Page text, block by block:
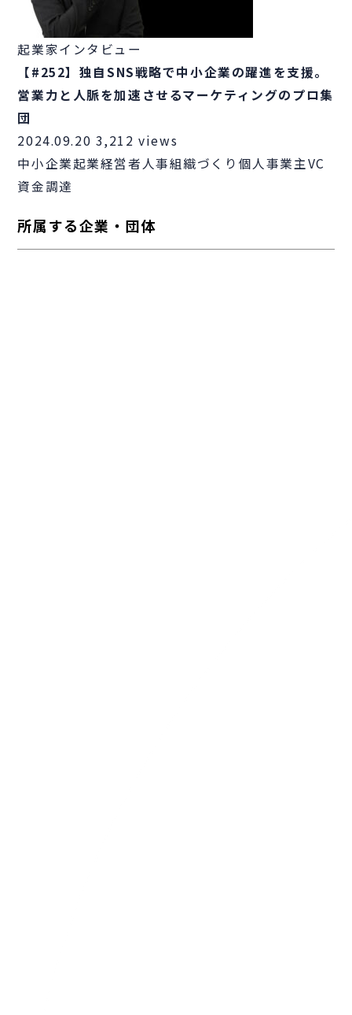
起業家インタビュー
【#252】独自SNS戦略で中小企業の躍進を支援。
営業力と人脈を加速させるマーケティングのプロ集
団
2024.09.20 3,212 views
中小企業起業経営者人事組織づくり 個人事業主VC
資金調達
所属する企業・団体